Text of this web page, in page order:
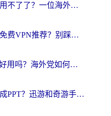
归雁加速器为什么用不了了？一位海外游子的真实困惑与技术解答
海外党必看：回国免费VPN推荐？别踩坑！教你选对加速器无缝刷国内资源
ChickCN和GoLink好用吗？海外党如何选对回国加速器
海外玩国内手游卡成PPT？迅游和奇游手游哪个好？一篇讲透回国加速器怎么选